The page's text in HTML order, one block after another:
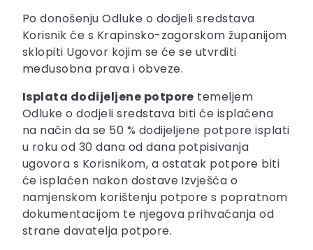
Po donošenju Odluke o dodjeli sredstava
Korisnik će s Krapinsko-zagorskom županijom
sklopiti Ugovor kojim se će se utvrditi
međusobna prava i obveze.
Isplata dodijeljene potpore temeljem
Odluke o dodjeli sredstava biti će isplaćena
na način da se 50 % dodijeljene potpore isplati
u roku od 30 dana od dana potpisivanja
ugovora s Korisnikom, a ostatak potpore biti
će isplaćen nakon dostave Izvješća o
namjenskom korištenju potpore s popratnom
dokumentacijom te njegova prihvaćanja od
strane davatelja potpore.